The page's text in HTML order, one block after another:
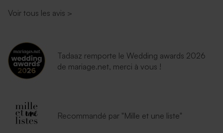
Voir tous les avis >
Tadaaz remporte le Wedding awards 2026
de mariage.net, merci à vous !
Recommandé par "Mille et une liste"